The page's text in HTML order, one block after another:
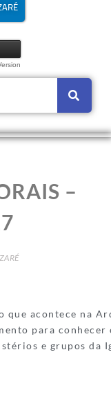
–
acontece na
para
e grupos da